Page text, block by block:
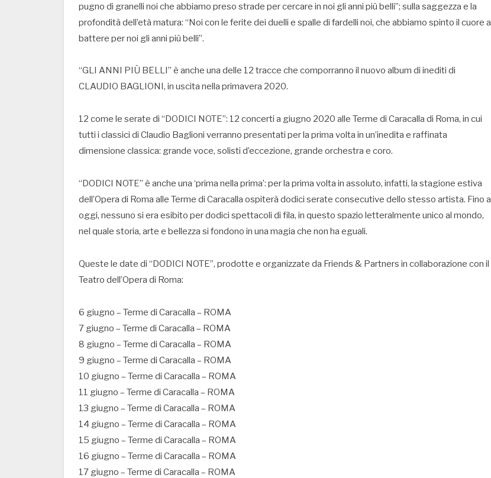
pugno di granelli noi che abbiamo preso strade per cercare in noi gli anni più belli”; sulla saggezza e la
profondità dell’età matura: “Noi con le ferite dei duelli e spalle di fardelli noi, che abbiamo spinto il cuore a
battere per noi gli anni più belli”.
“GLI ANNI PIÙ BELLI” è anche una delle 12 tracce che comporranno il nuovo album di inediti di
CLAUDIO BAGLIONI, in uscita nella primavera 2020.
12 come le serate di “DODICI NOTE”: 12 concerti a giugno 2020 alle Terme di Caracalla di Roma, in cui
tutti i classici di Claudio Baglioni verranno presentati per la prima volta in un’inedita e raffinata
dimensione classica: grande voce, solisti d’eccezione, grande orchestra e coro.
“DODICI NOTE” è anche una ‘prima nella prima’: per la prima volta in assoluto, infatti, la stagione estiva
dell’Opera di Roma alle Terme di Caracalla ospiterà dodici serate consecutive dello stesso artista. Fino a
oggi, nessuno si era esibito per dodici spettacoli di fila, in questo spazio letteralmente unico al mondo,
nel quale storia, arte e bellezza si fondono in una magia che non ha eguali.
Queste le date di “DODICI NOTE”, prodotte e organizzate da Friends & Partners in collaborazione con il
Teatro dell’Opera di Roma:
6 giugno – Terme di Caracalla – ROMA
7 giugno – Terme di Caracalla – ROMA
8 giugno – Terme di Caracalla – ROMA
9 giugno – Terme di Caracalla – ROMA
10 giugno – Terme di Caracalla – ROMA
11 giugno – Terme di Caracalla – ROMA
13 giugno – Terme di Caracalla – ROMA
14 giugno – Terme di Caracalla – ROMA
15 giugno – Terme di Caracalla – ROMA
16 giugno – Terme di Caracalla – ROMA
17 giugno – Terme di Caracalla – ROMA